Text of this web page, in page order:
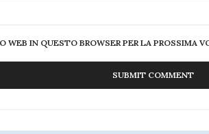
WEB IN QUESTO BROWSER PER LA PROSSIMA